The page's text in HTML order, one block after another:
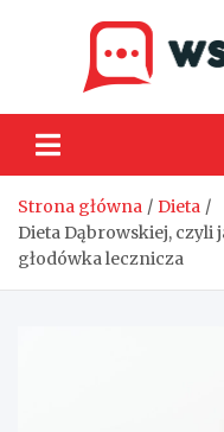
Strona główna
Dieta
Dieta Dąbrowskiej, czyli
głodówka lecznicza